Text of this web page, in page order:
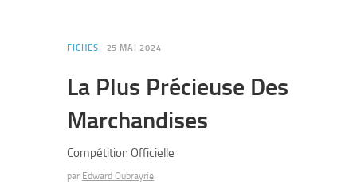
FICHES 25 MAI 2024
La Plus Précieuse Des
Marchandises
Compétition Officielle
par Edward Oubrayrie